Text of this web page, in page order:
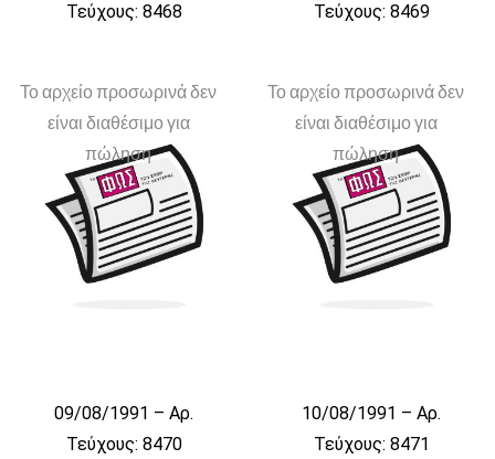
Τεύχους: 8468
Τεύχους: 8469
Το αρχείο προσωρινά δεν
είναι διαθέσιμο για
πώληση
09/08/1991 – Αρ.
Τεύχους: 8470
Το αρχείο προσωρινά δεν
είναι διαθέσιμο για
πώληση
10/08/1991 – Αρ.
Τεύχους: 8471